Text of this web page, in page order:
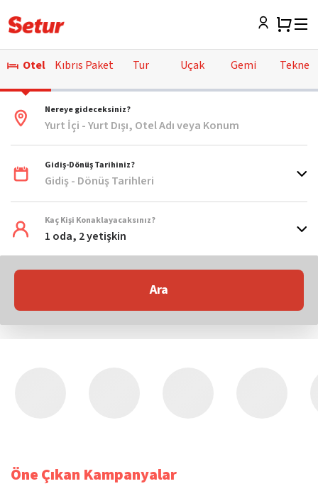
Otel Kıbrıs Paket Tur Uçak Gemi Tekne
Nereye gideceksiniz?
Yurt İçi - Yurt Dışı, Otel Adı veya Konum
Gidiş-Dönüş Tarihiniz?
Gidiş - Dönüş Tarihleri
Kaç Kişi Konaklayacaksınız?
1 oda, 2 yetişkin
Ara
Öne Çıkan Kampanyalar